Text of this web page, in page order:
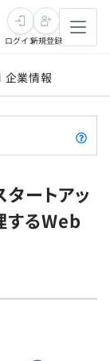
ログイン新規登録
企業情報
ートアッ
するWeb